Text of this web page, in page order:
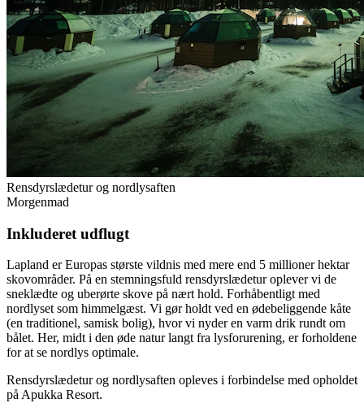
Rensdyrslædetur og nordlysaften
Morgenmad
Inkluderet udflugt
Lapland er Europas største vildnis med mere end 5 millioner hektar
skovområder. På en stemningsfuld rensdyrslædetur oplever vi de
sneklædte og uberørte skove på nært hold. Forhåbentligt med
nordlyset som himmelgæst. Vi gør holdt ved en ødebeliggende kåte
(en traditionel, samisk bolig), hvor vi nyder en varm drik rundt om
bålet. Her, midt i den øde natur langt fra lysforurening, er forholdene
for at se nordlys optimale.
Rensdyrslædetur og nordlysaften opleves i forbindelse med opholdet
på Apukka Resort.